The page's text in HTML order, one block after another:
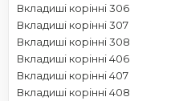
Вкладиші корінні 306
Вкладиші корінні 307
Вкладиші корінні 308
Вкладиші корінні 406
Вкладиші корінні 407
Вкладиші корінні 408